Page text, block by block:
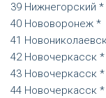
Нижнегорский *
Нововоронеж *
Новочеркасск *
Новочеркасск
Новочеркасск